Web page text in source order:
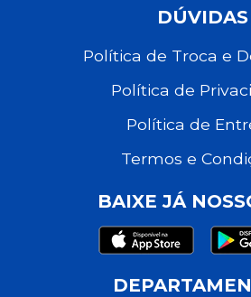
DÚVIDAS
Política de Troca e
Política de
Política de
Termos e
BAIXE JÁ